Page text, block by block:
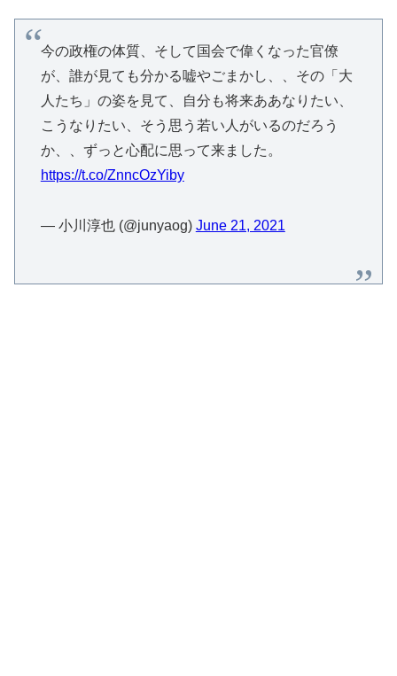
今の政権の体質、そして国会で偉くなった官僚
が、誰が見ても分かる嘘やごまかし、、その「大
人たち」の姿を見て、自分も将来ああなりたい、
こうなりたい、そう思う若い人がいるのだろう
か、、ずっと心配に思って来ました。
https://t.co/ZnncOzYiby
— 小川淳也 (@junyaog) June 21, 2021